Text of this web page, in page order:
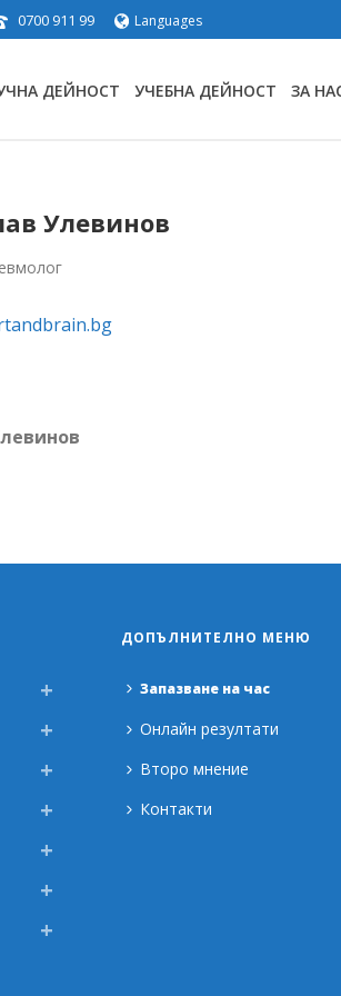
0700 911 99 Languages
ДЕЙНОСТ УЧЕБНА ДЕЙНОСТ ЗА
Улевинов
ДОПЪЛНИТЕЛНО МЕНЮ
Запазване на час
Онлайн резултати
Второ мнение
Контакти